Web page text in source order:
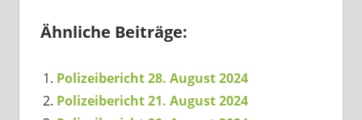
Ähnliche Beiträge:
Polizeibericht 28. August 2024
Polizeibericht 21. August 2024